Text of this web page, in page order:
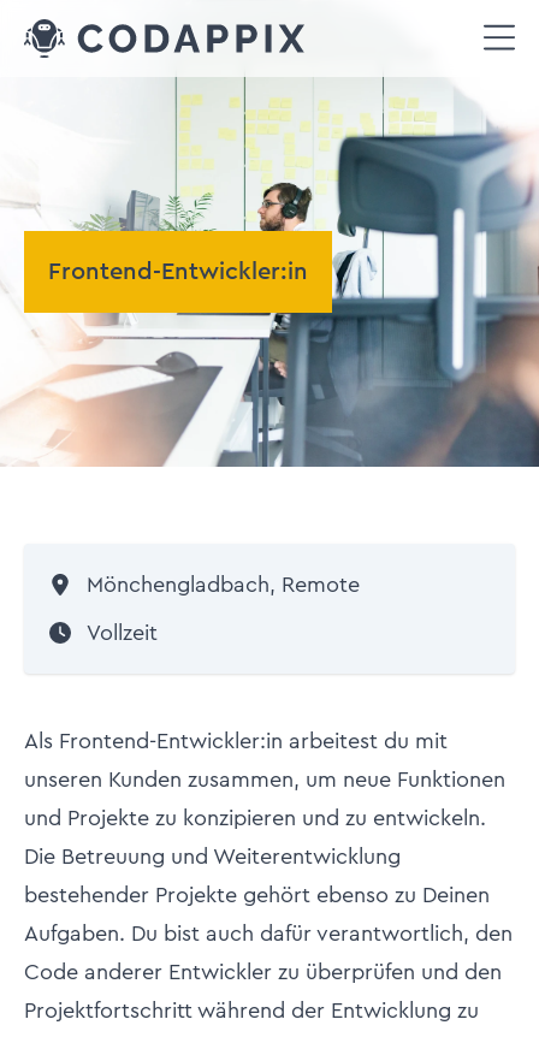
Frontend-Entwickler:in
Als Frontend-Entwickler:in arbeitest du mit
unseren Kunden zusammen, um neue Funktionen
und Projekte zu konzipieren und zu entwickeln.
Die Betreuung und Weiterentwicklung
bestehender Projekte gehört ebenso zu Deinen
Aufgaben. Du bist auch dafür verantwortlich, den
Code anderer Entwickler zu überprüfen und den
Projektfortschritt während der Entwicklung zu
Mönchengladbach, Remote
Vollzeit